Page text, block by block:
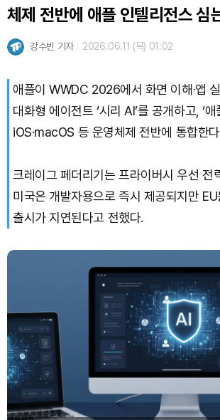
Hyperliquid (HYPE)
Bitcoin (BTC) ₩
체제 전반에 애플 인텔리전스 심
강수빈 기자 2026.06.11 (목) 01:02
애플이 WWDC 2026에서 화면 이해·앱
대화형 에이전트 ‘시리 AI’를 공개하고, ‘
iOS·macOS 등 운영체제 전반에 통합한
크레이그 페더리기는 프라이버시 우선 전
미국은 개발자용으로 즉시 제공되지만
출시가 지연된다고 전했다.